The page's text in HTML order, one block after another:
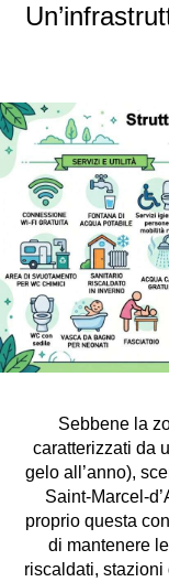
Sebbene la
caratterizzati da
gelo all’anno),
Saint-Marcel-
proprio questa
di mantenere
riscaldati,